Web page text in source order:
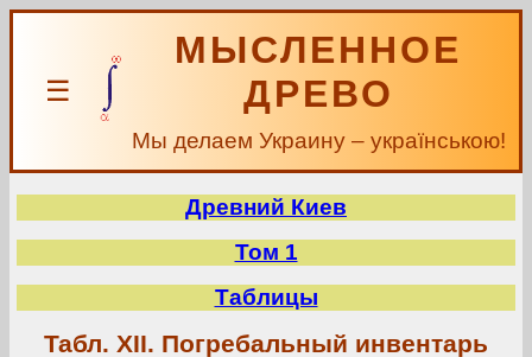
☰
МЫСЛЕННОЕ
ДРЕВО
Мы делаем Украину – українською!
Древний Киев
Том 1
Таблицы
Табл. XII. Погребальный инвентарь